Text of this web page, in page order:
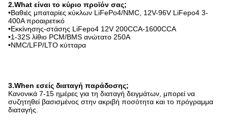
2.What είναι το κύριο προϊόν σας;
•Βαθιές μπαταρίες κύκλων LiFePo4/NMC, 12V-96V LiFepo4 3-
400A προαιρετικό
•Εκκίνησης-στάσης LiFepo4 12V 200CCA-1600CCA
•1-32S λίθιο PCM/BMS ανώτατο 250A
•NMC/LFP/LTO κύτταρα
3.When εσείς διαταγή παράδοσης;
Κανονικά 7-15 ημέρες για τη διαταγή δειγμάτων, μπορεί να
συζητηθεί βασισμένος στην ακριβή ποσότητα και το πρόγραμμα
διαταγής.